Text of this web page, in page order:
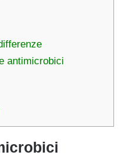
antimicrobici